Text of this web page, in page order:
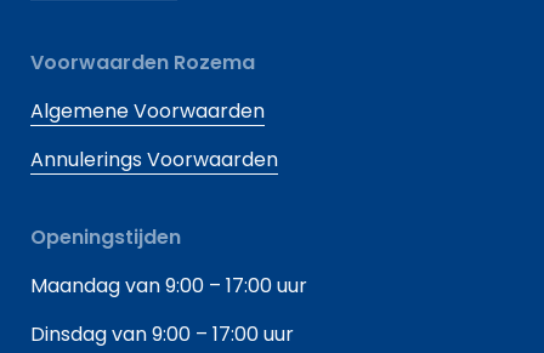
Voorwaarden Rozema
Algemene Voorwaarden
Annulerings Voorwaarden
Openingstijden
Maandag van 9:00 – 17:00 uur
Dinsdag van 9:00 – 17:00 uur